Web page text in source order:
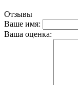
Отзывы
Ваше имя:
Ваша оценка: